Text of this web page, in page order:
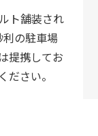
ト舗装され
の駐車場
提携してお
ださい。